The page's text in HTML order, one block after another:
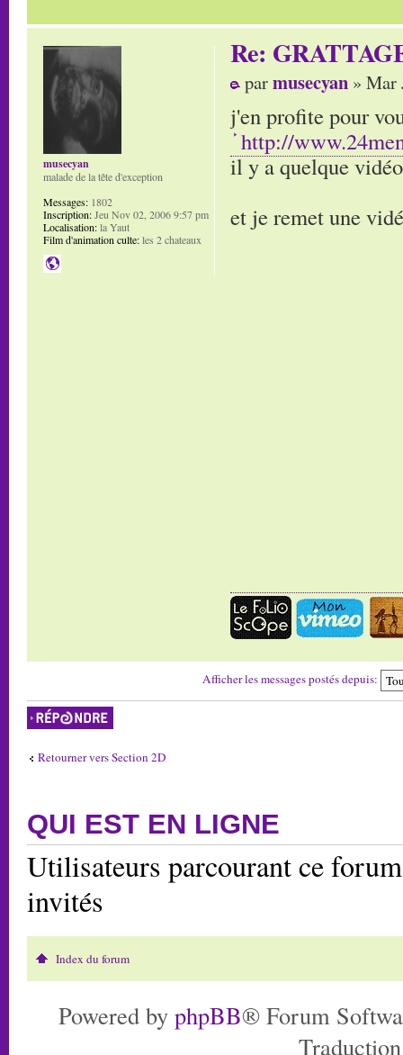
Re:
parmusecyan » Mar
j'en profite pour
http://
il y a quelque
et je remet une
musecyan
malade de la tête d'exception
Messages: 1802
Inscription:Jeu Nov 02, 2006 9:57 pm
Localisation:la Yaut
Film d'animation culte:les 2 chateaux
Afficher les messages postés depuis:
Répondre
Retourner vers Section 2D
QUI EST EN LIGNE
Utilisateurs parcourant ce
invités
Index du forum
Powered by phpBB® Forum